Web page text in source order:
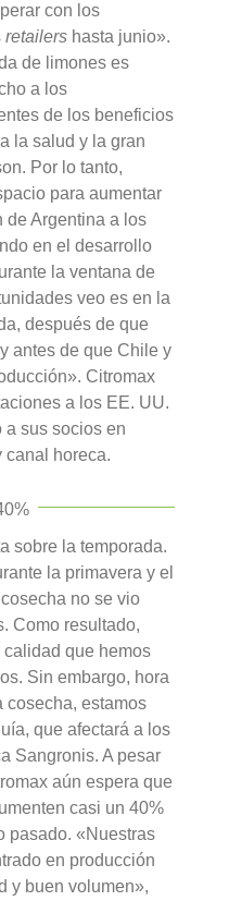
con los
retailers hasta junio».
de limones es
a los
de los beneficios
la salud y la gran
Por lo tanto,
para aumentar
de Argentina a los
en el desarrollo
la ventana de
veo es en la
después de que
antes de que Chile y
Citromax
a los EE. UU.
a sus socios en
canal horeca.
sobre la temporada.
la primavera y el
no se vio
Como resultado,
que hemos
Sin embargo, hora
cosecha, estamos
que afectará a los
Sangronis. A pesar
aún espera que
casi un 40%
pasado. «Nuestras
en producción
y buen volumen»,